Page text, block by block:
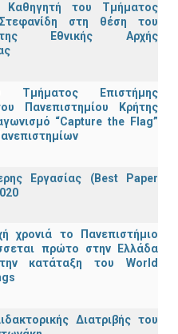
Καθηγητή του Τμήματος
Στεφανίδη στη θέση του
Εθνικής Αρχής
Τμήματος Επιστήμης
Πανεπιστημίου Κρήτης
“Capture the Flag”
Εργασίας (Best Paper
χρονιά το Πανεπιστήμιο
πρώτο στην Ελλάδα
κατάταξη του World
Διατριβής του